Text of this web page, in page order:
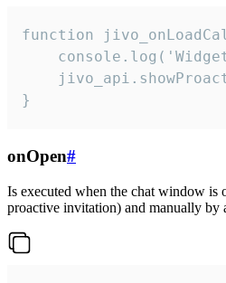
function
}
onOpen#
Is executed when the chat window is
proactive invitation) and manually by